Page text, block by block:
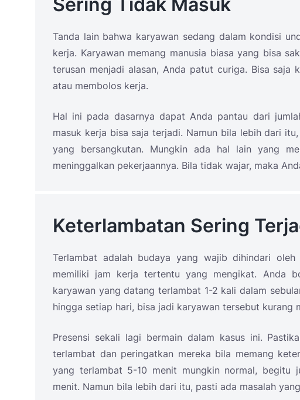
Tanda lain bahwa karyawan sedang dalam kondisi
kerja. Karyawan memang manusia biasa yang bisa
terusan menjadi alasan, Anda patut curiga. Bisa saja
atau membolos kerja.
Hal ini pada dasarnya dapat Anda pantau dari
masuk kerja bisa saja terjadi. Namun bila lebih dari
yang bersangkutan. Mungkin ada hal lain yang
meninggalkan pekerjaannya. Bila tidak wajar, maka
Keterlambatan Sering
Terlambat adalah budaya yang wajib dihindari
memiliki jam kerja tertentu yang mengikat. Anda
karyawan yang datang terlambat 1-2 kali dalam
hingga setiap hari, bisa jadi karyawan tersebut kurang
Presensi sekali lagi bermain dalam kasus ini.
terlambat dan peringatkan mereka bila memang
yang terlambat 5-10 menit mungkin normal, begitu
menit. Namun bila lebih dari itu, pasti ada masalah